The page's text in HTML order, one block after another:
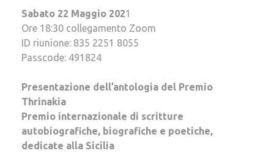
Sabato 22 Maggio 2021
Ore 18:30 collegamento Zoom
ID riunione: 835 2251 8055
Passcode: 491824
Presentazione dell’antologia del Premio
Thrinakìa
Premio internazionale di scritture
autobiografiche, biografiche e poetiche,
dedicate alla Sicilia